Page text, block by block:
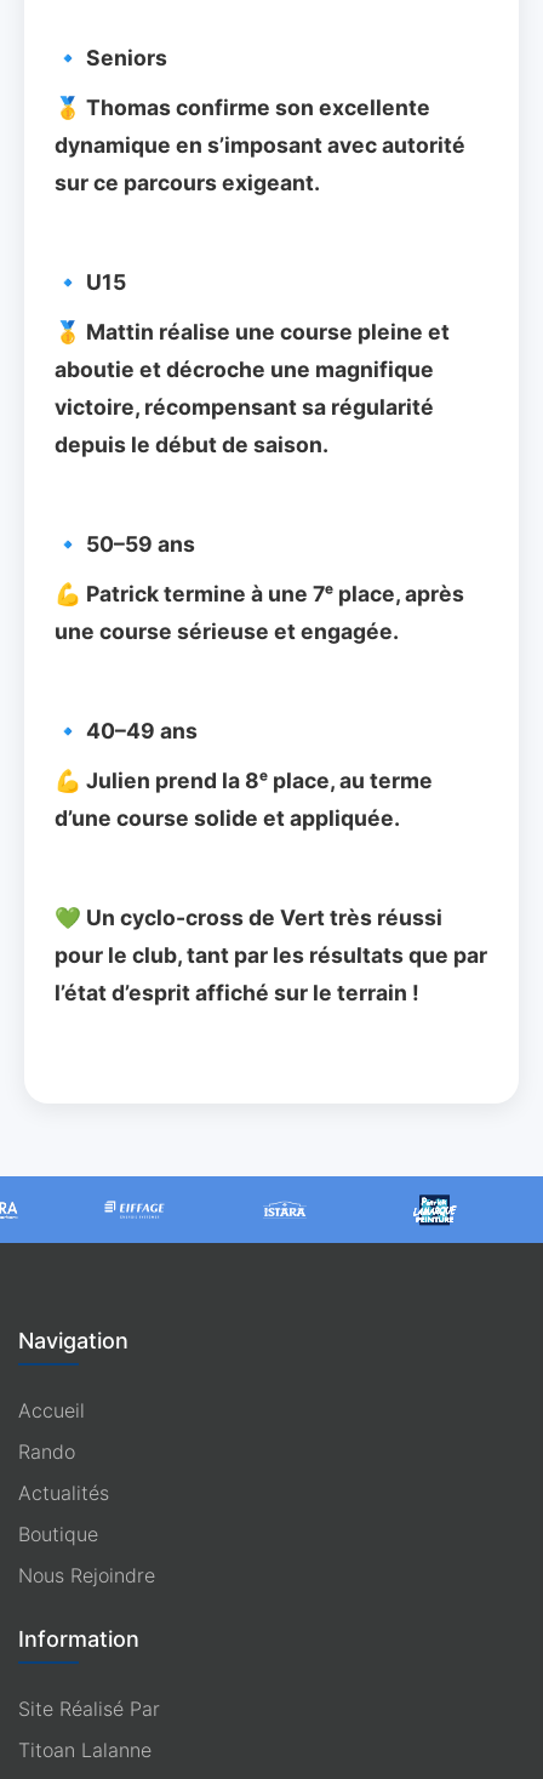
🔹 Seniors
🥇 Thomas confirme son excellente
dynamique en s’imposant avec autorité
sur ce parcours exigeant.
🔹 U15
🥇 Mattin réalise une course pleine et
aboutie et décroche une magnifique
victoire, récompensant sa régularité
depuis le début de saison.
🔹 50–59 ans
💪 Patrick termine à une 7ᵉ place, après
une course sérieuse et engagée.
🔹 40–49 ans
💪 Julien prend la 8ᵉ place, au terme
d’une course solide et appliquée.
💚 Un cyclo-cross de Vert très réussi
pour le club, tant par les résultats que par
l’état d’esprit affiché sur le terrain !
Navigation
Accueil
Rando
Actualités
Boutique
Nous Rejoindre
Information
Site Réalisé Par
Titoan Lalanne